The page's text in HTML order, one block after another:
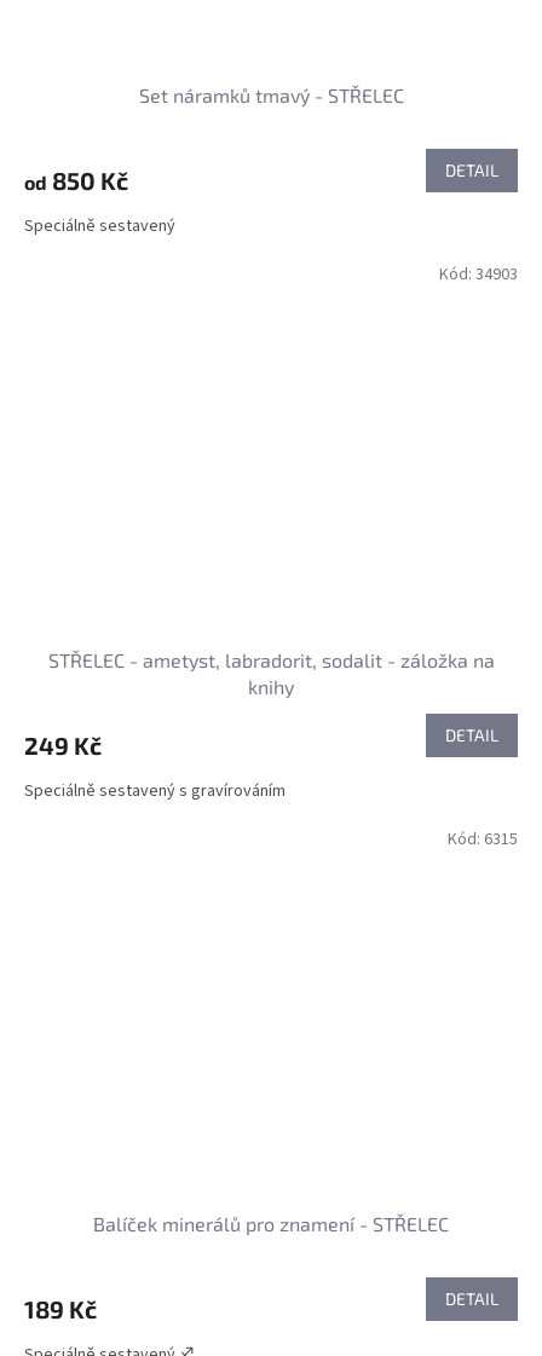
Set náramků tmavý - STŘELEC
od 850 Kč DETAIL
Speciálně sestavený
STŘELEC - ametyst, labradorit, sodalit - záložka na
knihy
249 Kč DETAIL
Speciálně sestavený s gravírováním
Kód: 34903
Balíček minerálů pro znamení - STŘELEC
189 Kč DETAIL
Kód: 6315